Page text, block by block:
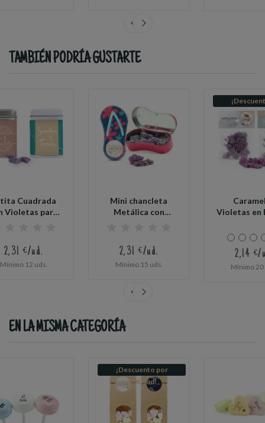
TAMBIÉN PODRÍA GUSTARTE
Cuadrada
Violetas para
2,31 €/ud.
Mínimo 12 uds.
Mini chancleta
Metálica con
2,31 €/ud.
Mínimo 15 uds.
Violetas en
2,14 €/
Mínimo 20
EN LA MISMA CATEGORÍA
¡Descuento por
cantidad!